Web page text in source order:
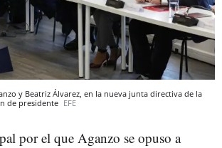
y Beatriz Álvarez, en la nueva junta directiva de la
de presidente EFE
por el que Aganzo se opuso a